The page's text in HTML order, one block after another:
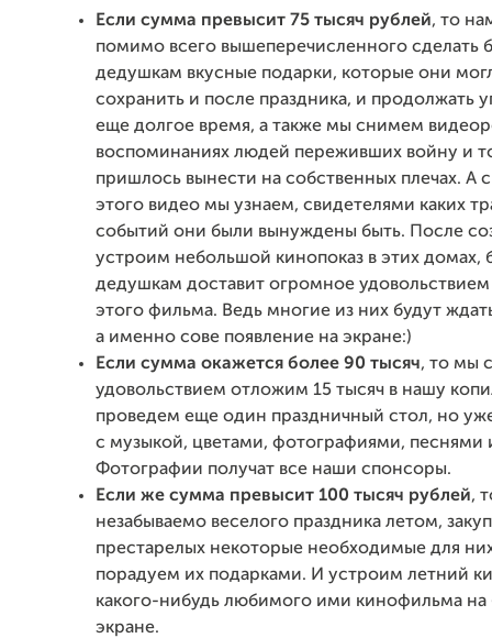
Если сумма превысит 75 тысяч рублей, то
помимо всего вышеперечисленного сделать
дедушкам вкусные подарки, которые они
сохранить и после праздника, и продолжать
еще долгое время, а также мы снимем
воспоминаниях людей переживших войну и
пришлось вынести на собственных плечах. А
этого видео мы узнаем, свидетелями каких
событий они были вынуждены быть. После
устроим небольшой кинопоказ в этих домах,
дедушкам доставит огромное
этого фильма. Ведь многие из них будут
а именно сове появление на экране:)
Если сумма окажется более 90 тысяч, то мы с
удовольствием отложим 15 тысяч в нашу
проведем еще один праздничный стол, но
с музыкой, цветами, фотографиями, песнями
Фотографии получат все наши спонсоры.
Если же сумма превысит 100 тысяч рублей,
незабываемо веселого праздника летом,
престарелых некоторые необходимые для
порадуем их подарками. И устроим летний
какого-нибудь любимого ими кинофильма
экране.